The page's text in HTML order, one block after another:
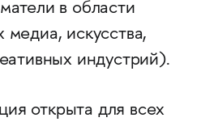
в области
искусства,
индустрий).
открыта для всех